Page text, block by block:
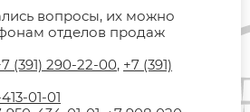
вопросы, их можно
отделов продаж
(391) 290-22-00, +7 (391)
01-01